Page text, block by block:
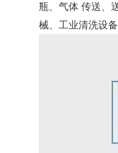
瓶、气体 传送、
械、工业清洗设